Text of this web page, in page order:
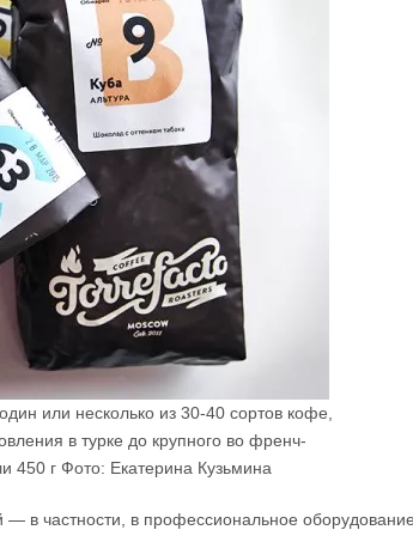
или несколько из 30-40 сортов кофе,
в турке до крупного во френч-
450 г Фото: Екатерина Кузьмина
— в частности, в профессиональное оборудование